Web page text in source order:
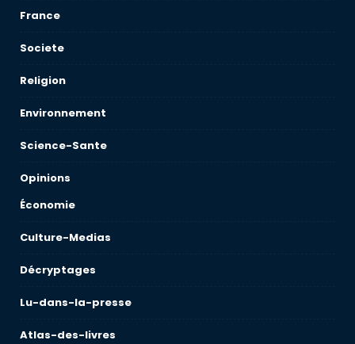
France
Societe
Religion
Environnement
Science-Sante
Opinions
Économie
Culture-Medias
Décryptages
Lu-dans-la-presse
Atlas-des-livres